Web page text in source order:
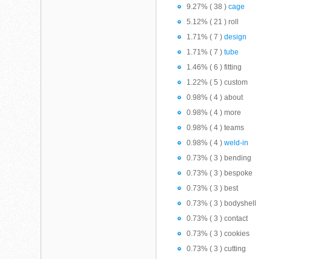
9.27% ( 38 )cage
5.12% ( 21 ) roll
1.71% ( 7 )design
1.71% ( 7 )tube
1.46% ( 6 ) fitting
1.22% ( 5 ) custom
0.98% ( 4 ) about
0.98% ( 4 ) more
0.98% ( 4 ) teams
0.98% ( 4 )weld-in
0.73% ( 3 ) bending
0.73% ( 3 ) bespoke
0.73% ( 3 ) best
0.73% ( 3 ) bodyshell
0.73% ( 3 ) contact
0.73% ( 3 ) cookies
0.73% ( 3 ) cutting